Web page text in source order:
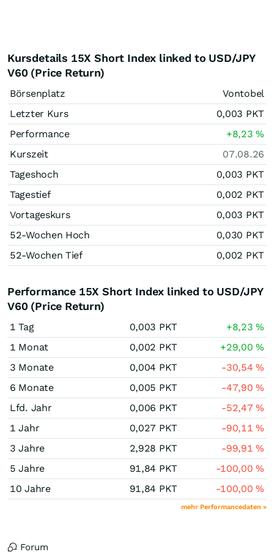
Kursdetails 15X Short Index linked to USD/JPY
V60 (Price Return)
Börsenplatz
Vontobel
Letzter Kurs
0,003 PKT
Performance
+8,23%
Kurszeit
07.08.26
Tageshoch
0,003 PKT
Tagestief
0,002 PKT
Vortageskurs
0,003 PKT
52-Wochen Hoch
0,030 PKT
52-Wochen Tief
0,002 PKT
Performance 15X Short Index linked to USD/JPY
V60 (Price Return)
1 Tag 0,003 PKT +8,23%
1 Monat
0,002 PKT +29,00%
3 Monate
0,004 PKT -30,54%
6 Monate
0,005 PKT -47,90%
Lfd. Jahr
0,006 PKT -52,47%
1 Jahr
0,027 PKT -90,11%
3 Jahre
2,928 PKT -99,91%
5 Jahre
91,84 PKT -100,00%
10 Jahre
91,84 PKT -100,00%
mehr Performancedaten »
Forum